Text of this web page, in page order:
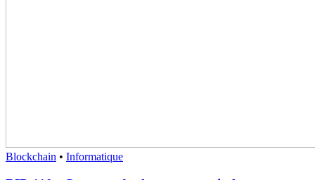
Blockchain • Informatique